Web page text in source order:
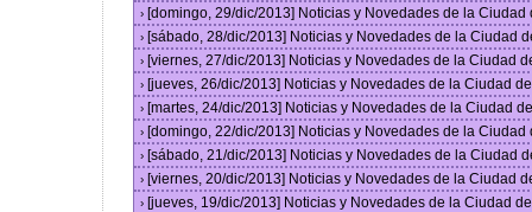
› [domingo, 29/dic/2013] Noticias y Novedades de la
› [sábado, 28/dic/2013] Noticias y Novedades de la Ciudad
› [viernes, 27/dic/2013] Noticias y Novedades de la Ciudad
› [jueves, 26/dic/2013] Noticias y Novedades de la Ciudad
› [martes, 24/dic/2013] Noticias y Novedades de la Ciudad
› [domingo, 22/dic/2013] Noticias y Novedades de la
› [sábado, 21/dic/2013] Noticias y Novedades de la Ciudad
› [viernes, 20/dic/2013] Noticias y Novedades de la Ciudad
› [jueves, 19/dic/2013] Noticias y Novedades de la Ciudad